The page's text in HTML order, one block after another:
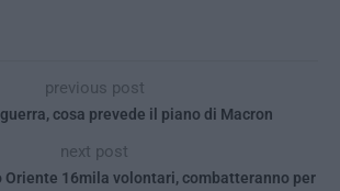
previous post
cosa prevede il piano di Macron
next post
Oriente 16mila volontari, combatteranno per